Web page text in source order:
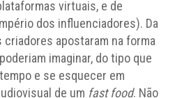
virtuais, e de
dos influenciadores). Da
criadores apostaram na forma
imaginar, do tipo que
e se esquecer em
de um fast food. Não